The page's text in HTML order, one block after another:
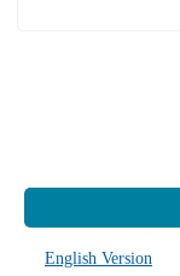
English Version